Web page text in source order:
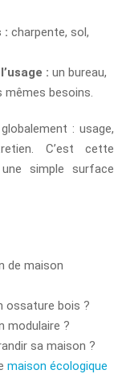
: charpente, sol,
: un bureau,
mêmes besoins.
: usage,
C’est cette
simple surface
de maison
ossature bois ?
modulaire ?
sa maison ?
maison écologique